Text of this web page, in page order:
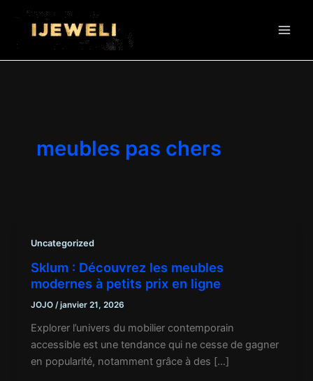
contenu
meubles pas chers
Uncategorized
Sklum : Découvrez les meubles
modernes à petits prix en ligne
JOJO /janvier 21, 2026
Explorer l’univers du mobilier contemporain
accessible est une tendance qui ne cesse de gagner
en popularité, notamment grâce à des […]